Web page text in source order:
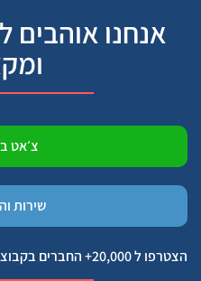
אנחנו אוהבים
צ׳אט
שירות
הצטרפו ל 20,000+ החברים בקבוצת הפייסבוק שלנו ״מטפלים בהורים